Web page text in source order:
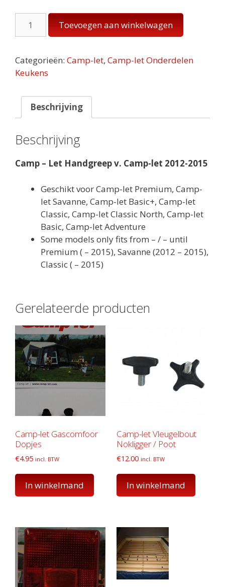
Handgreep
v.
let
2012-
2015
Toevoegen aan winkelwagen
Categorieën: Camp-let, Camp-let Onderdelen
Keukens
Beschrijving
Beschrijving
Camp – Let Handgreep v. Camp-let 2012-2015
Geschikt voor Camp-let Premium, Camp-
let Savanne, Camp-let Basic+, Camp-let
Classic, Camp-let Classic North, Camp-let
Basic, Camp-let Adventure
Some models only fits from – / – until
Premium ( – 2015), Savanne (2012 – 2015),
Classic ( – 2015)
Gerelateerde producten
Camp-let Gascomfoor
Dopjes
€4.95 incl. BTW
In winkelmand
Camp-let Vleugelbout
Nokligger / Poot
€12.00 incl. BTW
In winkelmand